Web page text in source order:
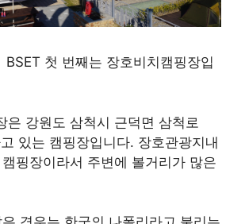
첫 번째는 장호비치캠핑장입
은 강원도 삼척시 근덕면 삼척로
있는 캠핑장입니다. 장호관광지내
핑장이라서 주변에 볼거리가 많은